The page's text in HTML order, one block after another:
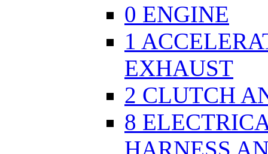
0 ENGINE
1
EXHAUST
2 CLUTCH
8